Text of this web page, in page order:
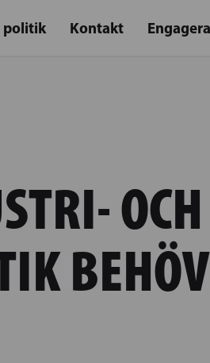
politik Kontakt
OCH